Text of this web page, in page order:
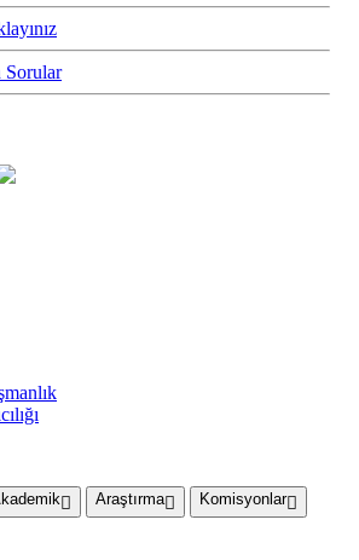
Sorular
Araştırma Komisyonlar